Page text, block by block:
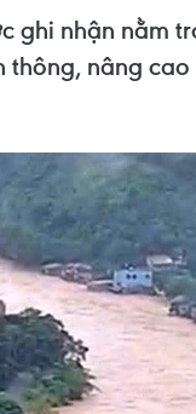
ghi nhận nằm
nâng